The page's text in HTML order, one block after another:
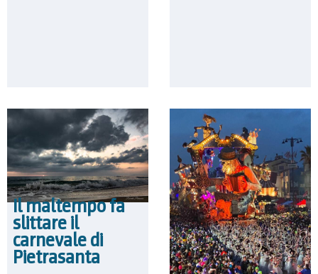
Il maltempo fa
slittare il
carnevale di
Pietrasanta